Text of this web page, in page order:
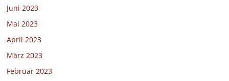
Juni 2023
Mai 2023
April 2023
März 2023
Februar 2023